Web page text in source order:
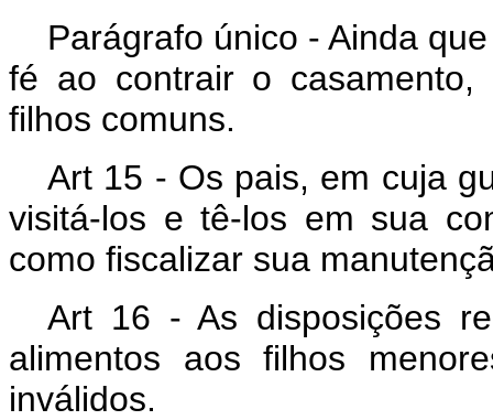
Parágrafo único - Ainda
fé ao contrair o casamento,
filhos comuns.
Art 15 - Os pais, em cuja
visitá-los e tê-los em sua
como fiscalizar sua
Art 16 - As disposições
alimentos aos filhos
inválidos.